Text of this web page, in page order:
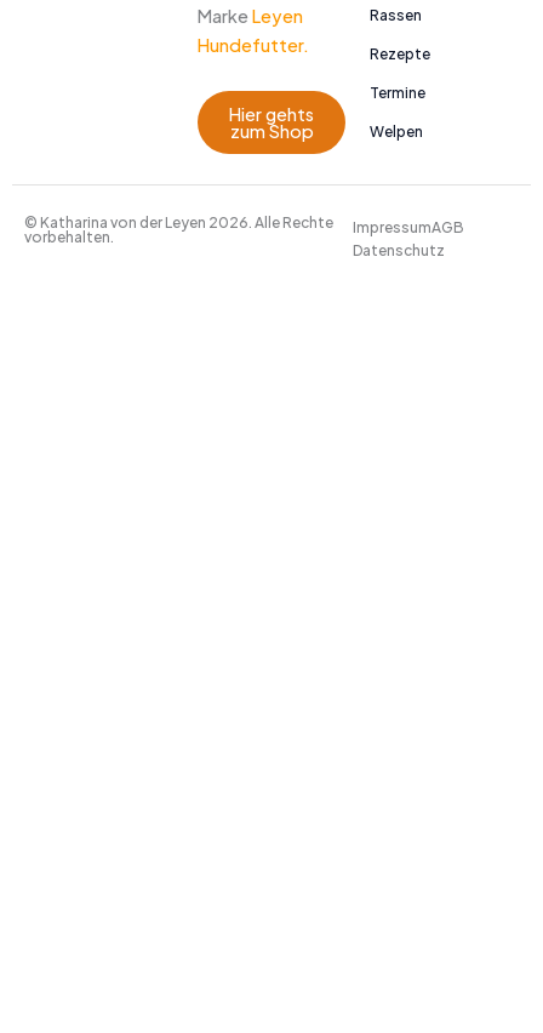
Marke Leyen
Hundefutter.
Hier gehts
zum Shop
Rassen
Rezepte
Termine
Welpen
© Katharina von der Leyen 2026. Alle Rechte
vorbehalten.
ImpressumAGB
Datenschutz